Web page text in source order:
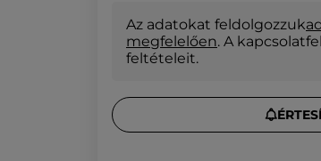
Az adatokat feldolgozzuk
megfelelően. A
feltételeit.